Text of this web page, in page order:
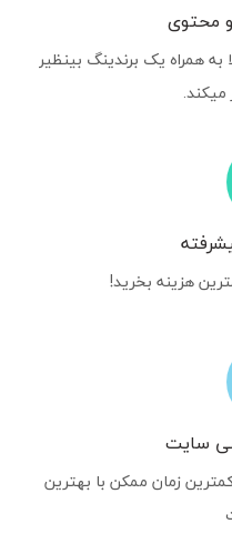
محتوی
همراه یک برندینگ بینظیر
میکند.
هزینه بخرید!
سایت
زمان ممکن با بهترین